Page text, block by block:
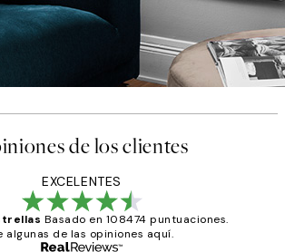
de los clientes
EXCELENTES
Basado en 108474 puntuaciones.
algunas de las opiniones aquí.